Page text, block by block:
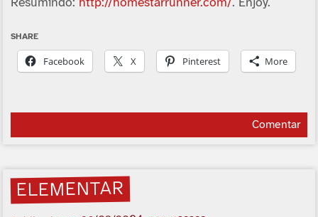
Resumindo: http://homestarrunner.com/. Enjoy.
SHARE
Facebook X Pinterest More
Comentar
ELEMENTAR